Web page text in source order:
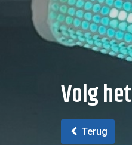
Volg
Terug